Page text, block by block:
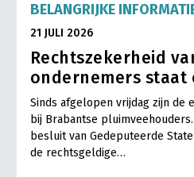
BELANGRIJKE
21 JULI 2026
Rechtszekerheid
ondernemers staat
Sinds afgelopen vrijdag zijn de
bij Brabantse
besluit van Gedeputeerde
de rechtsgeldige…